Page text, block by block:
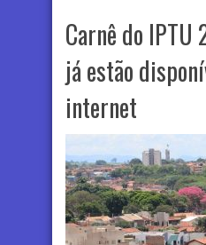
Carnê do
já estão
internet